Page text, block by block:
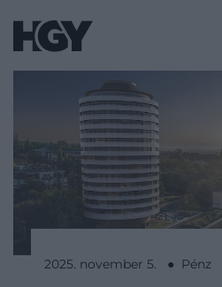
2025. november 5. ● Pénz